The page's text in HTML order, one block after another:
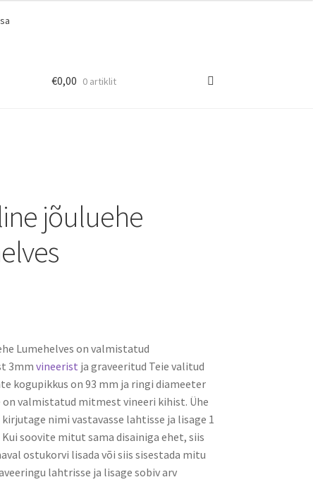
€0,00 0 artiklit
jõuluehe
Lumehelves on valmistatud
3mm vineerist ja graveeritud Teie valitud
kogupikkus on 93 mm ja ringi diameeter
on valmistatud mitmest vineeri kihist. Ühe
nimi vastavasse lahtisse ja lisage 1
soovite mitut sama disainiga ehet, siis
ostukorvi lisada või siis sisestada mitu
lahtrisse ja lisage sobiv arv